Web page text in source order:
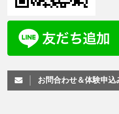
お問合わせ＆体験申込